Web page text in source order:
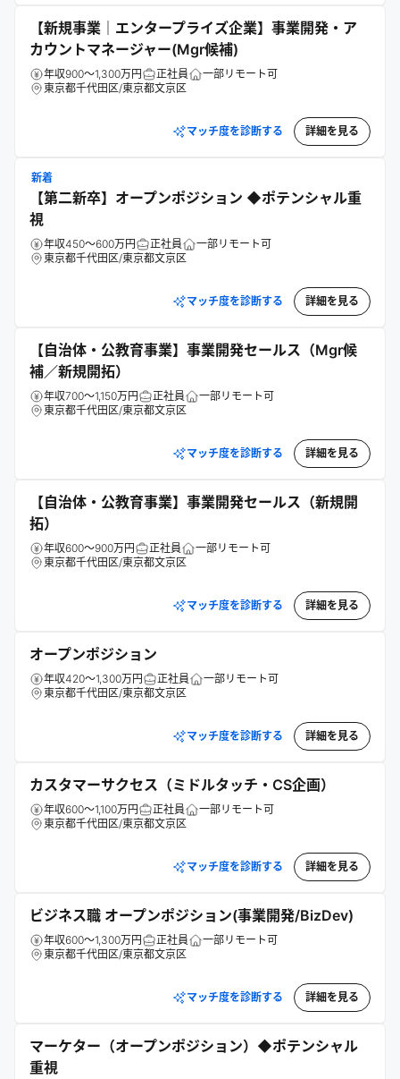
【新規事業｜エンタープライズ企業】事業開発・ア
カウントマネージャー(Mgr候補)
年収900～1,300万円 正社員
一部リモート可
東京都千代田区/東京都文京区
マッチ度を診断する 詳細を見る
新着
【第二新卒】オープンポジション ◆ポテンシャル重
視
年収450～600万円 正社員
一部リモート可
東京都千代田区/東京都文京区
マッチ度を診断する 詳細を見る
【自治体・公教育事業】事業開発セールス（Mgr候
補／新規開拓）
年収700～1,150万円 正社員
一部リモート可
東京都千代田区/東京都文京区
マッチ度を診断する 詳細を見る
【自治体・公教育事業】事業開発セールス（新規開
拓）
年収600～900万円 正社員
一部リモート可
東京都千代田区/東京都文京区
マッチ度を診断する 詳細を見る
オープンポジション
年収420～1,300万円 正社員
一部リモート可
東京都千代田区/東京都文京区
マッチ度を診断する 詳細を見る
カスタマーサクセス（ミドルタッチ・CS企画）
年収600～1,100万円 正社員
一部リモート可
東京都千代田区/東京都文京区
マッチ度を診断する 詳細を見る
ビジネス職 オープンポジション(事業開発/BizDev)
年収600～1,300万円 正社員
一部リモート可
東京都千代田区/東京都文京区
マッチ度を診断する 詳細を見る
マーケター（オープンポジション）◆ポテンシャル
重視